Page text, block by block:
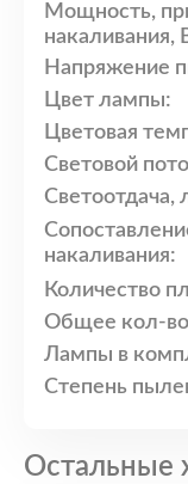
Мощность,
накаливания,
Напряжение
Цвет лампы:
Цветовая
Световой
Светоотдача,
накаливания:
Количество
Общее кол-
Лампы в
Степень
Остальные